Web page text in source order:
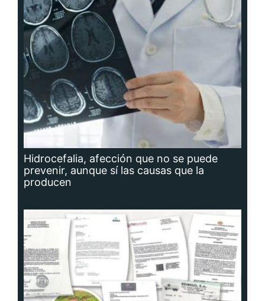
Hidrocefalia, afección que no se puede
prevenir, aunque sí las causas que la
producen